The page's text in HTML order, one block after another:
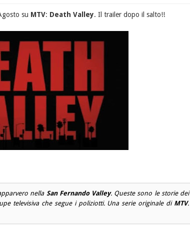
su MTV: Death Valley. Il trailer dopo il salto!!
nella San Fernando Valley. Queste sono le storie dei
televisiva che segue i poliziotti. Una serie originale di MTV.